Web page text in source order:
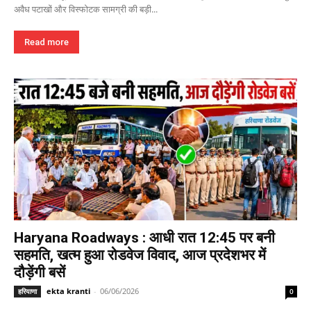
अवैध पटाखों और विस्फोटक सामग्री की बड़ी...
Read more
Haryana Roadways : आधी रात 12:45 पर बनी
सहमति, खत्म हुआ रोडवेज विवाद, आज प्रदेशभर में
दौड़ेंगी बसें
हरियाणा ekta kranti - 06/06/2026 0